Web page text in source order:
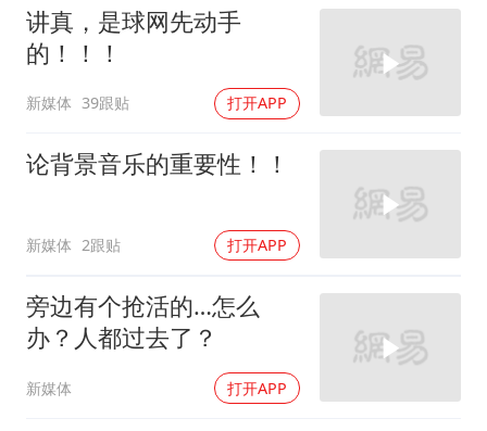
奋进开新局 实干挑大梁
讲真，是球网先动手
的！！！
新媒体 39跟贴 打开APP
论背景音乐的重要性！！
新媒体 2跟贴 打开APP
旁边有个抢活的…怎么
办？人都过去了？
新媒体 打开APP